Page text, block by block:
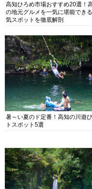
高知ひろめ市場おすすめ20選！
の地元グルメを一気に堪能でき
気スポットを徹底解剖
暑～い夏のド定番！高知の川遊
トスポット5選